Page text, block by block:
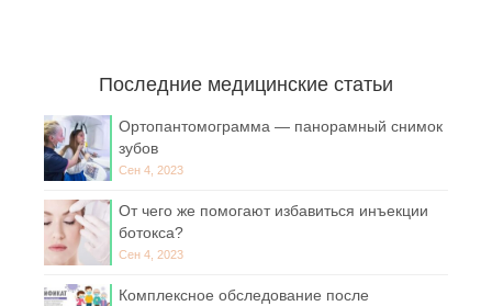
Последние медицинские статьи
Ортопантомограмма — панорамный снимок
зубов
Сен 4, 2023
От чего же помогают избавиться инъекции
ботокса?
Сен 4, 2023
Комплексное обследование после